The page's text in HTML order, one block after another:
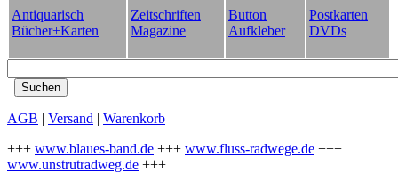
Antiquarisch
Bücher+Karten
Zeitschriften
Magazine
Button
Aufkleber
Postkarten
DVDs
AGB | Versand | Warenkorb
+++ www.blaues-band.de +++ www.fluss-radwege.de +++
www.unstrutradweg.de +++